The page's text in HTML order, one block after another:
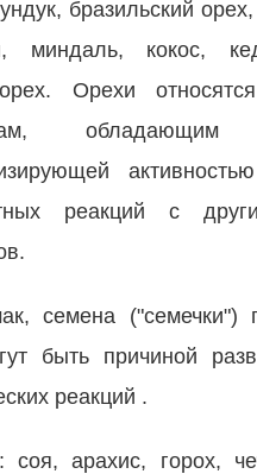
бразильский
миндаль, кокос,
орех. Орехи
обладающим
реакций с
семена ("семечки")
быть причиной
реакций .
: соя, арахис, горох,